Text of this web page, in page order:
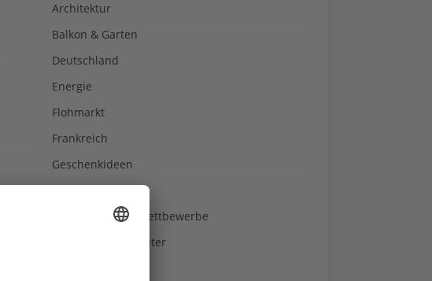
Architektur
Balkon & Garten
Deutschland
Energie
Flohmarkt
Frankreich
Geschenkideen
Gewinnspiele & Wettbewerbe
Gewürze und Kräuter